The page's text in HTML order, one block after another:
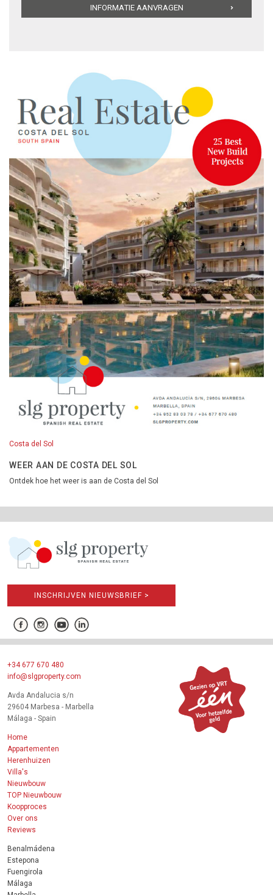
Costa del Sol
WEER AAN DE COSTA DEL SOL
Ontdek hoe het weer is aan de Costa del Sol
INSCHRIJVEN NIEUWSBRIEF >
+34 677 670 480
info@slgproperty.com
Avda Andalucia s/n
29604 Marbesa - Marbella
Málaga - Spain
Home
Appartementen
Herenhuizen
Villa's
Nieuwbouw
TOP Nieuwbouw
Koopproces
Over ons
Reviews
Benalmádena
Estepona
Fuengirola
Málaga